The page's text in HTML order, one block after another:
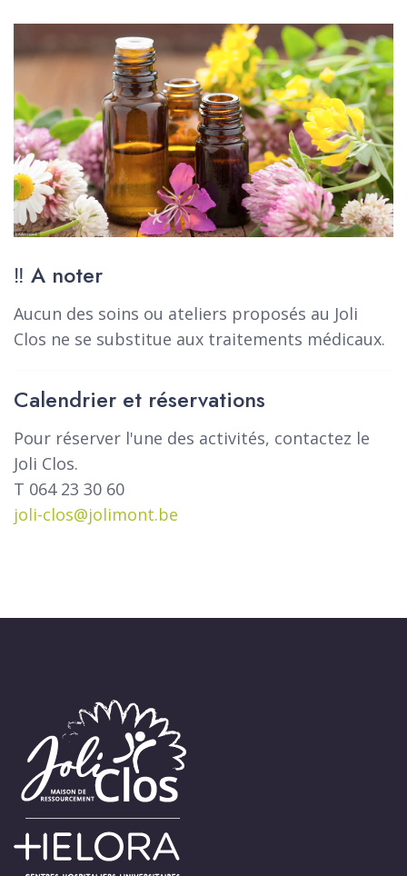
‼️ A noter
Aucun des soins ou ateliers proposés au Joli
Clos ne se substitue aux traitements médicaux.
Calendrier et réservations
Pour réserver l'une des activités, contactez le
Joli Clos.
T 064 23 30 60
joli-clos@jolimont.be